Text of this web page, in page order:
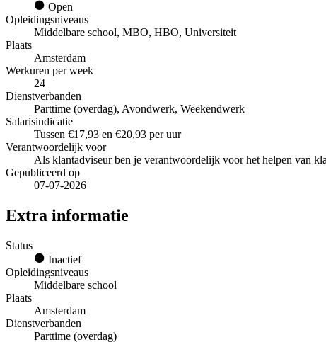
Open
Opleidingsniveaus
Middelbare school, MBO, HBO, Universiteit
Plaats
Amsterdam
Werkuren per week
24
Dienstverbanden
Parttime (overdag), Avondwerk, Weekendwerk
Salarisindicatie
Tussen €17,93 en €20,93 per uur
Verantwoordelijk voor
Als klantadviseur ben je verantwoordelijk voor het helpen van
Gepubliceerd op
07-07-2026
Extra informatie
Status
Inactief
Opleidingsniveaus
Middelbare school
Plaats
Amsterdam
Dienstverbanden
Parttime (overdag)